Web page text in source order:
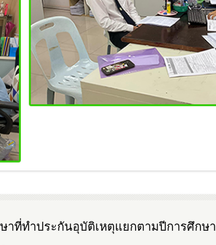
าที่ทำประกันอุบัติเหตุแยกตามปีการศึกษา